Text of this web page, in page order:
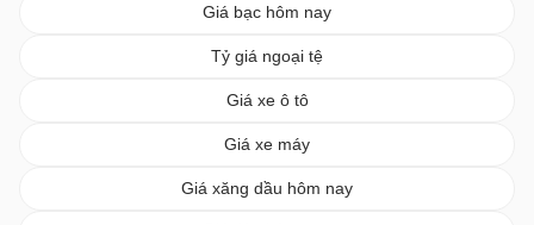
Giá bạc hôm nay
Tỷ giá ngoại tệ
Giá xe ô tô
Giá xe máy
Giá xăng dầu hôm nay